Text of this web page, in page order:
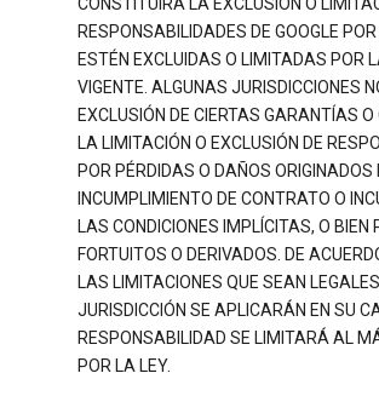
CONSTITUIRÁ LA EXCLUSIÓN O
RESPONSABILIDADES DE GOOGLE
ESTÉN EXCLUIDAS O LIMITADAS POR
VIGENTE. ALGUNAS JURISDICCIONES
EXCLUSIÓN DE CIERTAS GARANTÍAS O
LA LIMITACIÓN O EXCLUSIÓN DE
POR PÉRDIDAS O DAÑOS ORIGINADOS
INCUMPLIMIENTO DE CONTRATO O
LAS CONDICIONES IMPLÍCITAS, O BIEN
FORTUITOS O DERIVADOS. DE
LAS LIMITACIONES QUE SEAN
JURISDICCIÓN SE APLICARÁN EN SU
RESPONSABILIDAD SE LIMITARÁ AL
POR LA LEY.